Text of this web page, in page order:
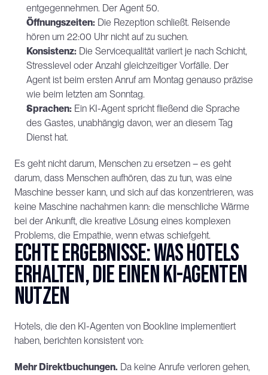
entgegennehmen. Der Agent 50.
Öffnungszeiten: Die Rezeption schließt. Reisende
hören um 22:00 Uhr nicht auf zu suchen.
Konsistenz: Die Servicequalität variiert je nach Schicht,
Stresslevel oder Anzahl gleichzeitiger Vorfälle. Der
Agent ist beim ersten Anruf am Montag genauso präzise
wie beim letzten am Sonntag.
Sprachen: Ein KI-Agent spricht fließend die Sprache
des Gastes, unabhängig davon, wer an diesem Tag
Dienst hat.
Es geht nicht darum, Menschen zu ersetzen – es geht
darum, dass Menschen aufhören, das zu tun, was eine
Maschine besser kann, und sich auf das konzentrieren, was
keine Maschine nachahmen kann: die menschliche Wärme
bei der Ankunft, die kreative Lösung eines komplexen
Problems, die Empathie, wenn etwas schiefgeht.
Echte Ergebnisse: Was Hotels
erhalten, die einen KI-Agenten
nutzen
Hotels, die den KI-Agenten von Bookline implementiert
haben, berichten konsistent von:
Mehr Direktbuchungen. Da keine Anrufe verloren gehen,